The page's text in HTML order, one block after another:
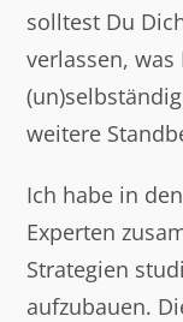
solltest Du
verlassen, was
weitere
Ich habe in
Experten
Strategien
aufzubauen.